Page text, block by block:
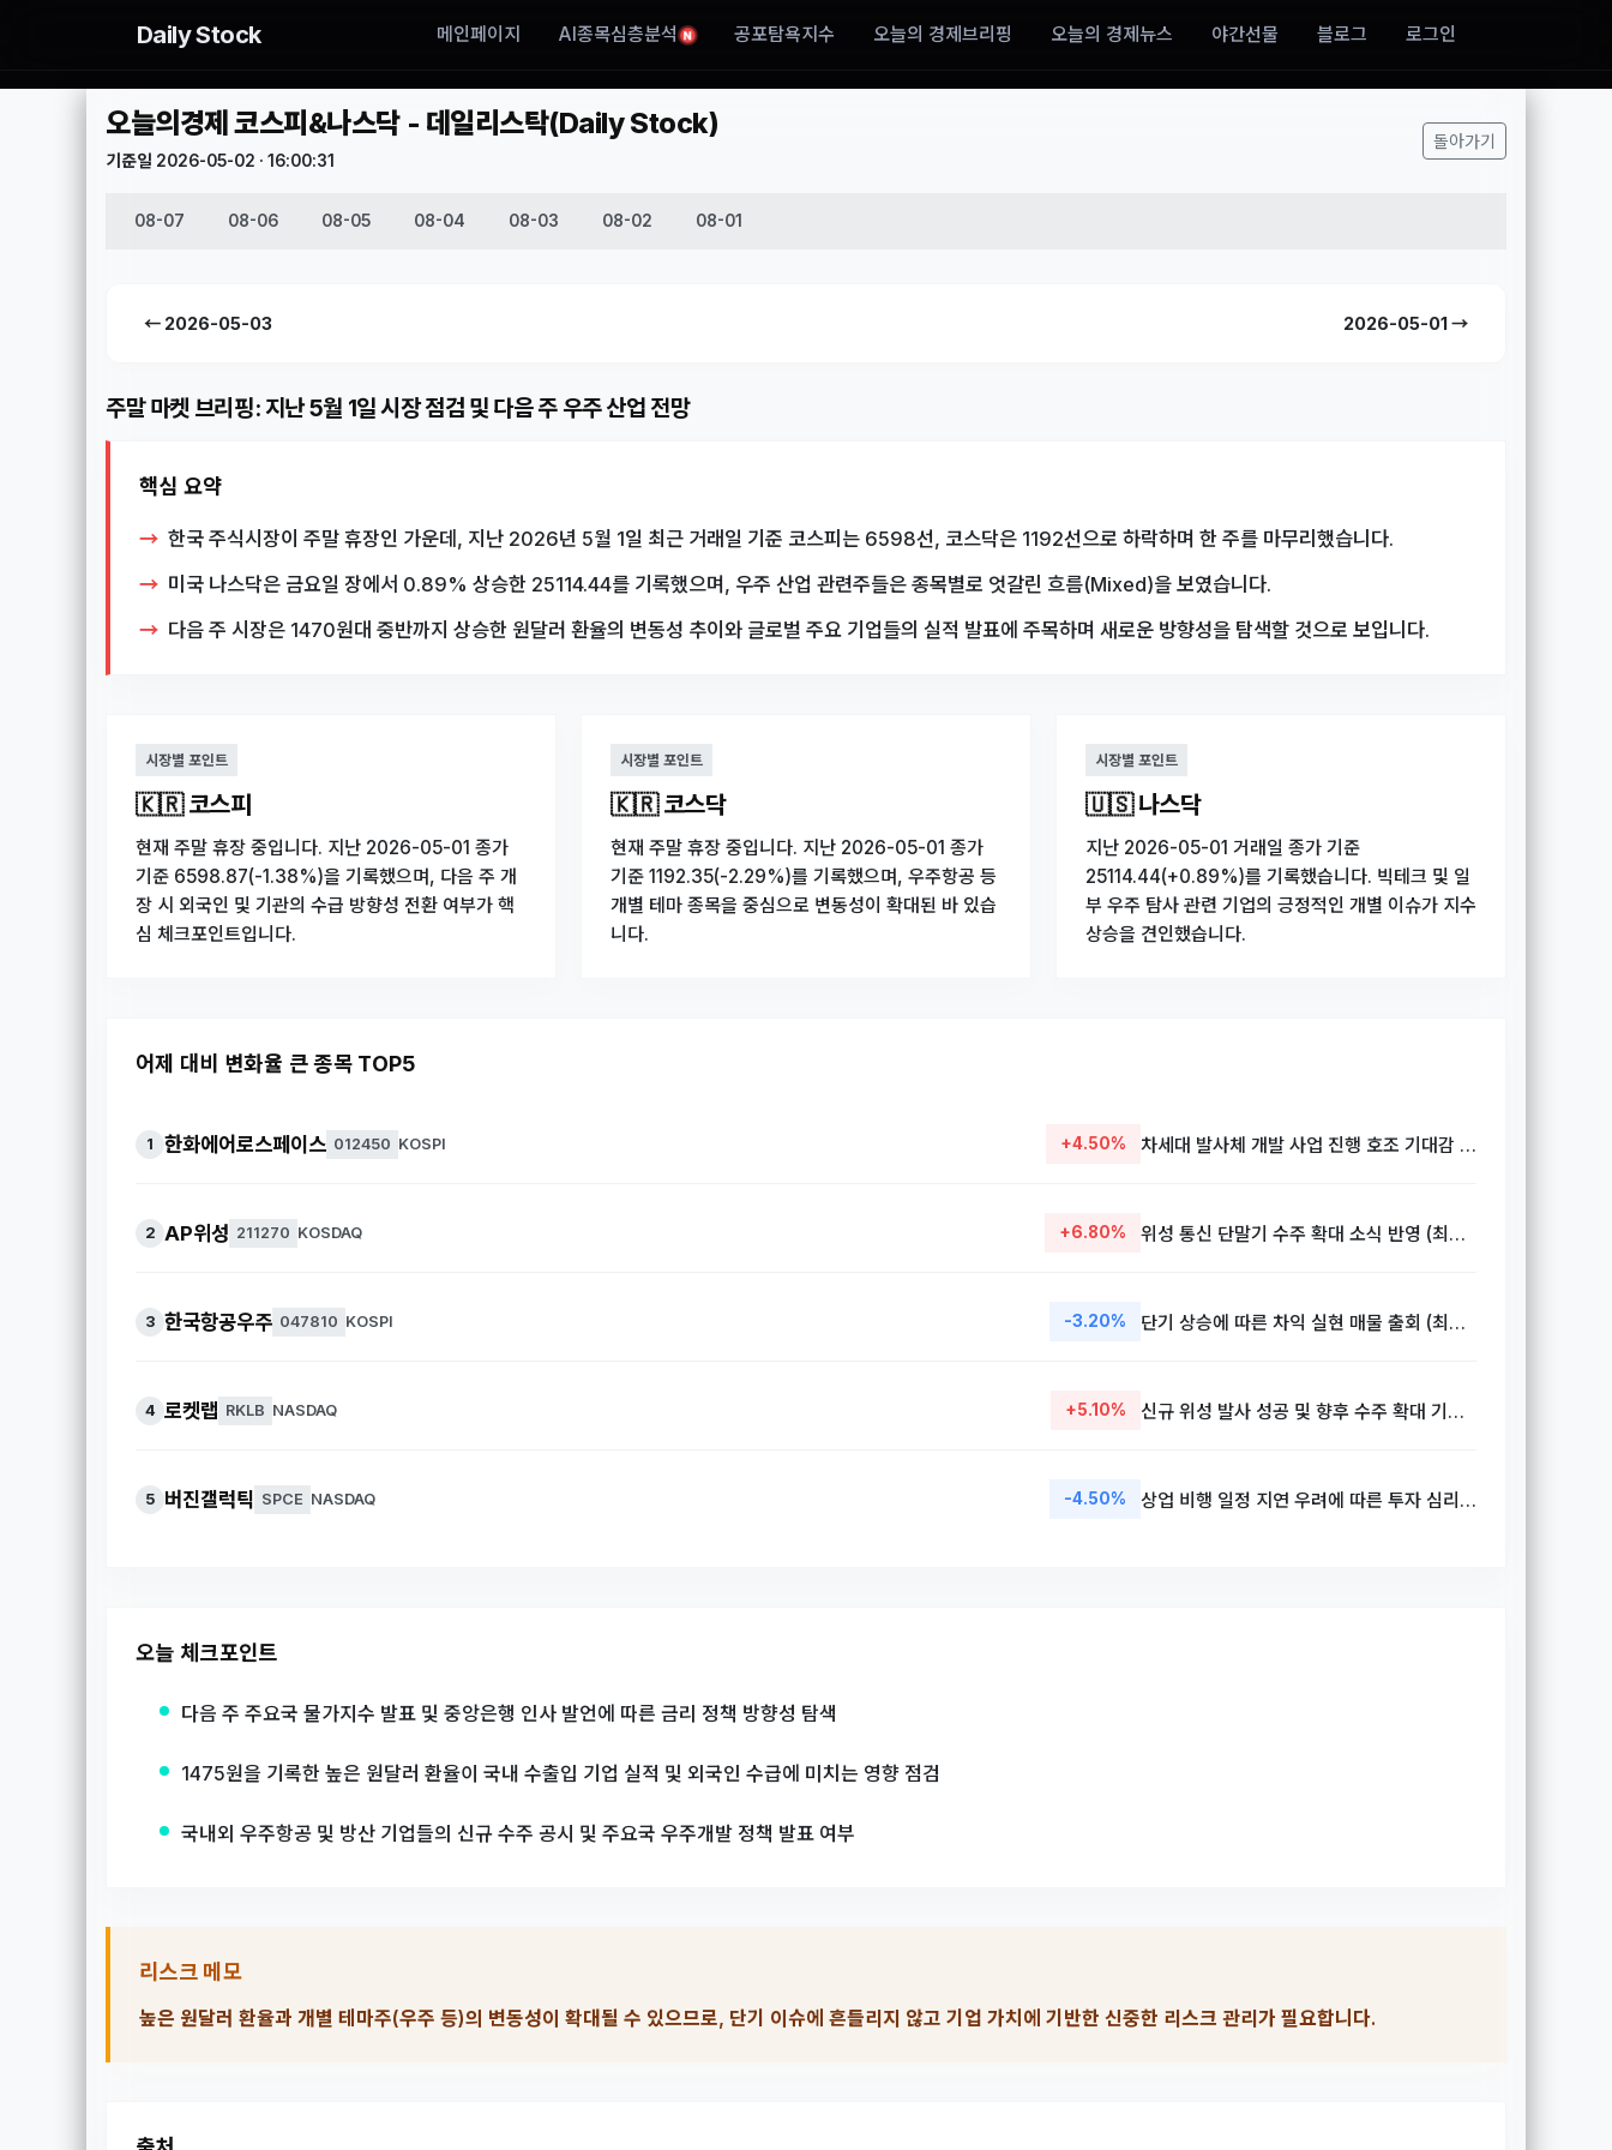
Daily Stock 메인페이지 AI종목심층분석 N 공포탐욕지수 오늘의 경제브리핑 오늘의 경제뉴스 야간선물 블로그 로그인
오늘의경제 코스피&나스닥 - 데일리스탁(Daily Stock)
기준일 2026-05-02 · 16:00:31
돌아가기
08-07 08-06 08-05 08-04 08-03 08-02 08-01
← 2026-05-03 2026-05-01 →
주말 마켓 브리핑: 지난 5월 1일 시장 점검 및 다음 주 우주 산업 전망
핵심 요약
한국 주식시장이 주말 휴장인 가운데, 지난 2026년 5월 1일 최근 거래일 기준 코스피는 6598선, 코스닥은 1192선으로 하락하며 한 주를 마무리했습니다.
미국 나스닥은 금요일 장에서 0.89% 상승한 25114.44를 기록했으며, 우주 산업 관련주들은 종목별로 엇갈린 흐름(Mixed)을 보였습니다.
다음 주 시장은 1470원대 중반까지 상승한 원달러 환율의 변동성 추이와 글로벌 주요 기업들의 실적 발표에 주목하며 새로운 방향성을 탐색할 것으로 보입니다.
시장별 포인트
🇰🇷 코스피
현재 주말 휴장 중입니다. 지난 2026-05-01 종가
기준 6598.87(-1.38%)을 기록했으며, 다음 주 개
장 시 외국인 및 기관의 수급 방향성 전환 여부가 핵
심 체크포인트입니다.
시장별 포인트
🇰🇷 코스닥
현재 주말 휴장 중입니다. 지난 2026-05-01 종가
기준 1192.35(-2.29%)를 기록했으며, 우주항공 등
개별 테마 종목을 중심으로 변동성이 확대된 바 있습
니다.
시장별 포인트
🇺🇸 나스닥
지난 2026-05-01 거래일 종가 기준
25114.44(+0.89%)를 기록했습니다. 빅테크 및 일
부 우주 탐사 관련 기업의 긍정적인 개별 이슈가 지수
상승을 견인했습니다.
어제 대비 변화율 큰 종목 TOP5
1 한화에어로스페이스 012450 KOSPI +4.50% 차세대 발사체 개발 사업 진행 호조 기대감 (최근 거래일 2026-05-01 기준)
2 AP위성 211270 KOSDAQ +6.80% 위성 통신 단말기 수주 확대 소식 반영 (최근 거래일 2026-05-01 기준)
3 한국항공우주 047810 KOSPI -3.20% 단기 상승에 따른 차익 실현 매물 출회 (최근 거래일 2026-05-01 기준)
4 로켓랩 RKLB NASDAQ +5.10% 신규 위성 발사 성공 및 향후 수주 확대 기대감 (최근 거래일 2026-05-01 기준)
5 버진갤럭틱 SPCE NASDAQ -4.50% 상업 비행 일정 지연 우려에 따른 투자 심리 위축 (최근 거래일 2026-05-01 기준)
오늘 체크포인트
다음 주 주요국 물가지수 발표 및 중앙은행 인사 발언에 따른 금리 정책 방향성 탐색
1475원을 기록한 높은 원달러 환율이 국내 수출입 기업 실적 및 외국인 수급에 미치는 영향 점검
국내외 우주항공 및 방산 기업들의 신규 수주 공시 및 주요국 우주개발 정책 발표 여부
리스크 메모
높은 원달러 환율과 개별 테마주(우주 등)의 변동성이 확대될 수 있으므로, 단기 이슈에 흔들리지 않고 기업 가치에 기반한 신중한 리스크 관리가 필요합니다.